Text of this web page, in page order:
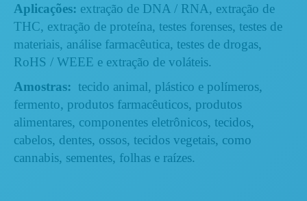
Aplicações: extração de DNA / RNA, extração de
THC, extração de proteína, testes forenses, testes de
materiais, análise farmacêutica, testes de drogas,
RoHS / WEEE e extração de voláteis.
Amostras: tecido animal, plástico e polímeros,
fermento, produtos farmacêuticos, produtos
alimentares, componentes eletrônicos, tecidos,
cabelos, dentes, ossos, tecidos vegetais, como
cannabis, sementes, folhas e raízes.